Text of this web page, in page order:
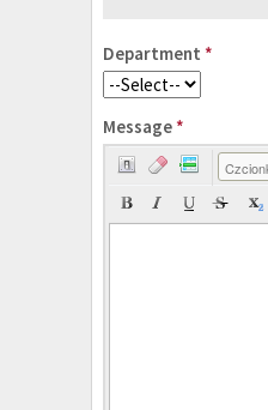
Department *
Message *